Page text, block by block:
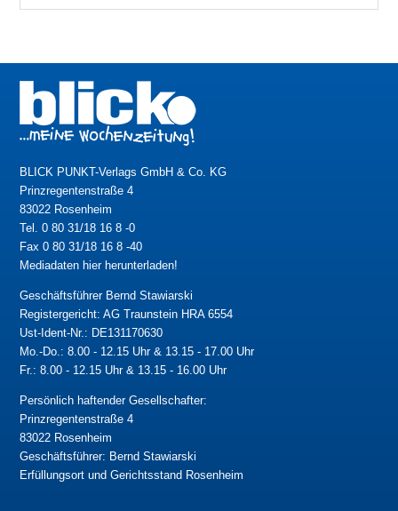
BLICK PUNKT-Verlags GmbH & Co. KG
Prinzregentenstraße 4
83022 Rosenheim
Tel. 0 80 31/18 16 8 -0
Fax 0 80 31/18 16 8 -40
Mediadaten hier herunterladen!
Geschäftsführer Bernd Stawiarski
Registergericht: AG Traunstein HRA 6554
Ust-Ident-Nr.: DE131170630
Mo.-Do.: 8.00 - 12.15 Uhr & 13.15 - 17.00 Uhr
Fr.: 8.00 - 12.15 Uhr & 13.15 - 16.00 Uhr
Persönlich haftender Gesellschafter:
Prinzregentenstraße 4
83022 Rosenheim
Geschäftsführer: Bernd Stawiarski
Erfüllungsort und Gerichtsstand Rosenheim